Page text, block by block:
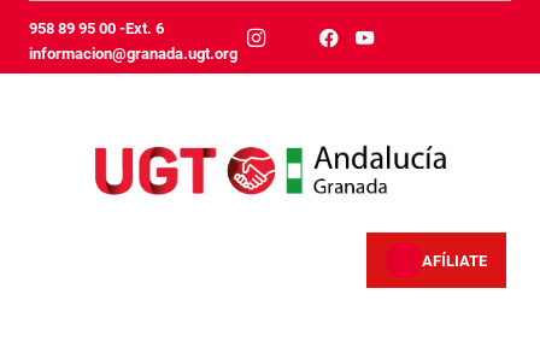
Skip to Main Content
958 89 95 00 -Ext. 6
informacion@granada.ugt.org
AFÍLIATE